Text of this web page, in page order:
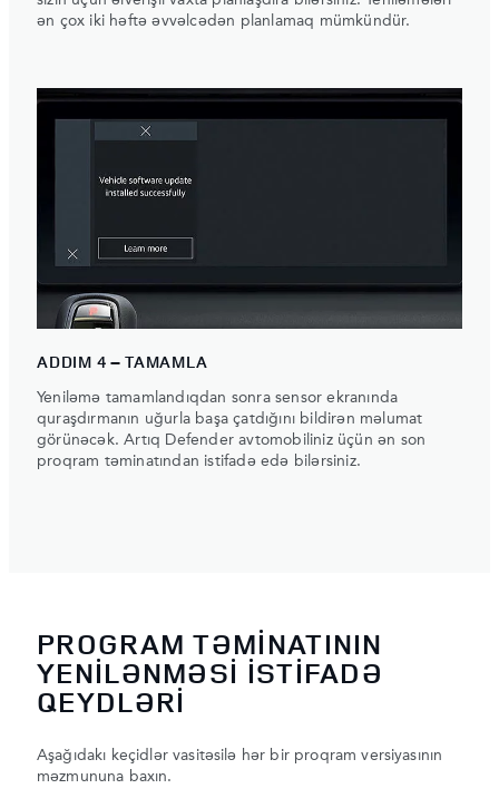
ən çox iki həftə əvvəlcədən planlamaq mümkündür.
ADDIM 4 – TAMAMLA
Yeniləmə tamamlandıqdan sonra sensor ekranında
quraşdırmanın uğurla başa çatdığını bildirən məlumat
görünəcək. Artıq Defender avtomobiliniz üçün ən son
proqram təminatından istifadə edə bilərsiniz.
PROGRAM TƏMİNATININ
YENİLƏNMƏSİ İSTİFADƏ
QEYDLƏRİ
Aşağıdakı keçidlər vasitəsilə hər bir proqram versiyasının
məzmununa baxın.